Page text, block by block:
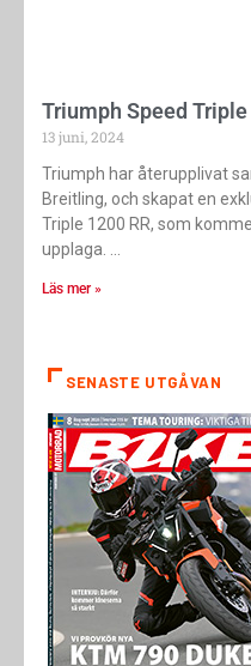
Triumph Speed
13 juni, 2024
Triumph har återupplivat
Breitling, och skapat en
Triple 1200 RR, som
upplaga.
Läs mer »
SENASTE UTGÅVAN